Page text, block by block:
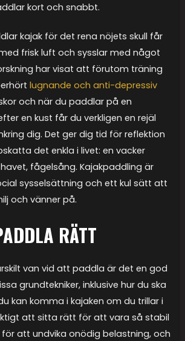
kort och snabbt.
kajak för det rena nöjets skull får
frisk luft och sysslar med något
har visat att förutom träning
lugnande och anti-depressiv
och när du paddlar på en
en kust får du verkligen en rejäl
dig. Det ger dig tid för reflektion
det enkla i livet: en vacker
fågelsång. Kajakpaddling är
sysselsättning och ett kul sätt att
och vänner på.
RÄTT
van vid att paddla är det en god
grundtekniker, inklusive hur du ska
kan komma i kajaken om du trillar i
att sitta rätt för att vara så stabil
att undvika onödig belastning, och